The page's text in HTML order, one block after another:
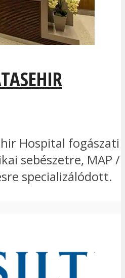
Hospital fogászati
sebészetre, MAP /
specializálódott.